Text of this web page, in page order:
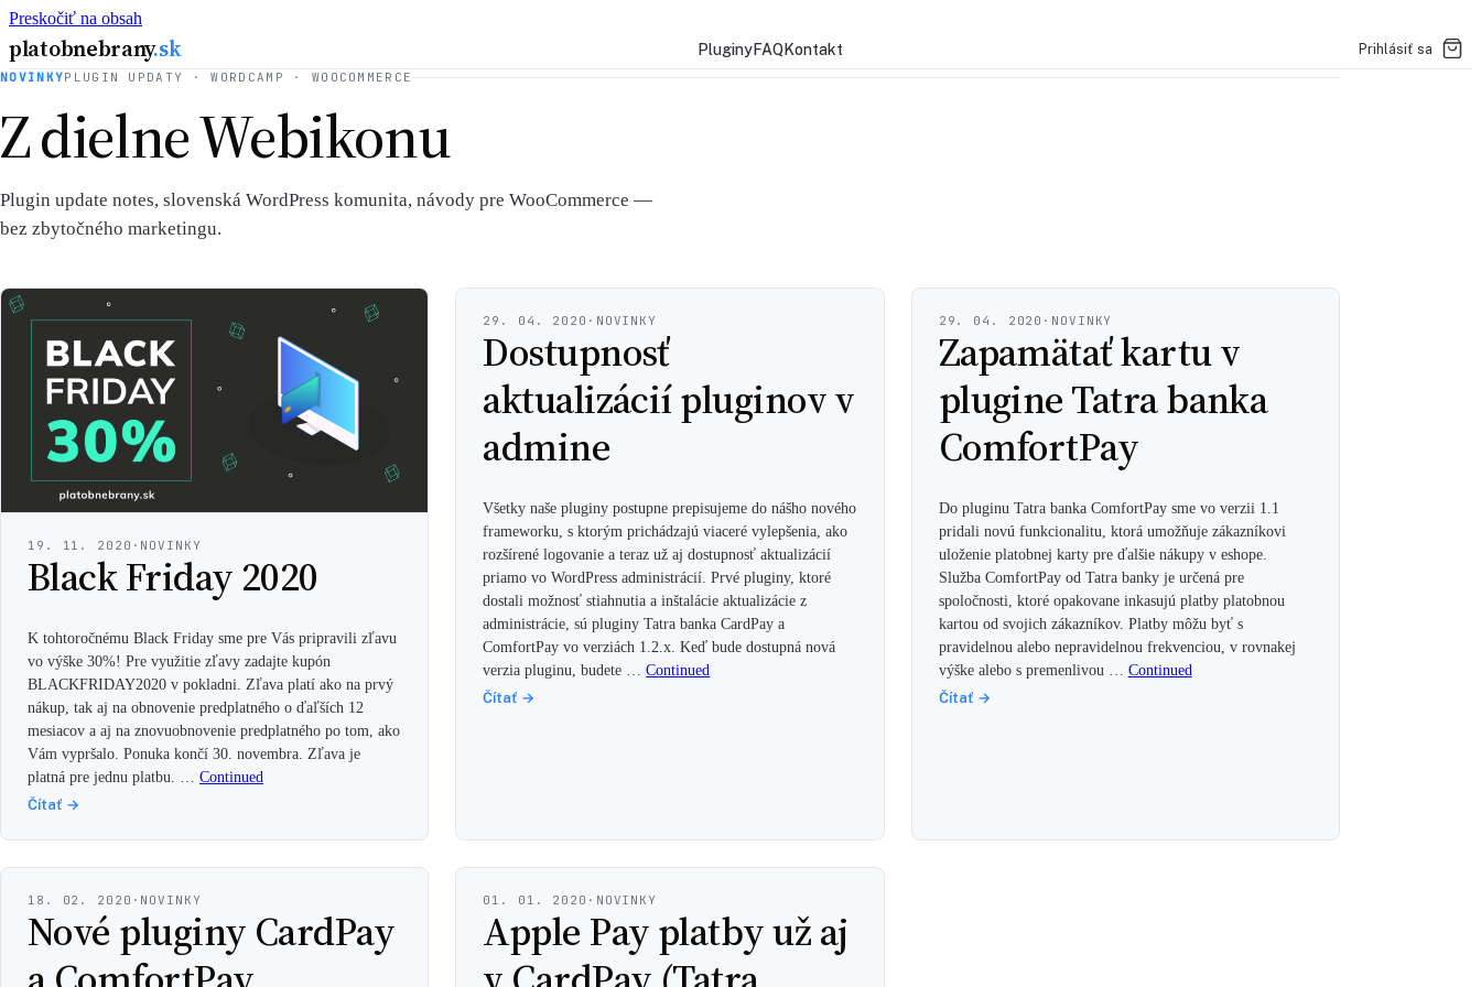
Preskočiť na obsah
platobnebrany.sk PluginyFAQKontakt Prihlásiť sa
NOVINKYPLUGIN UPDATY · WORDCAMP · WOOCOMMERCE
Z dielne Webikonu
Plugin update notes, slovenská WordPress komunita, návody pre WooCommerce —
bez zbytočného marketingu.
19. 11. 2020 · NOVINKY
Black Friday 2020
K tohtoročnému Black Friday sme pre Vás pripravili zľavu
vo výške 30%! Pre využitie zľavy zadajte kupón
BLACKFRIDAY2020 v pokladni. Zľava platí ako na prvý
nákup, tak aj na obnovenie predplatného o ďaľších 12
mesiacov a aj na znovuobnovenie predplatného po tom, ako
Vám vypršalo. Ponuka končí 30. novembra. Zľava je
platná pre jednu platbu. … Continued
Čítať →
29. 04. 2020 · NOVINKY
Dostupnosť
aktualizácií pluginov v
admine
Všetky naše pluginy postupne prepisujeme do nášho nového
frameworku, s ktorým prichádzajú viaceré vylepšenia, ako
rozšírené logovanie a teraz už aj dostupnosť aktualizácií
priamo vo WordPress administrácií. Prvé pluginy, ktoré
dostali možnosť stiahnutia a inštalácie aktualizácie z
administrácie, sú pluginy Tatra banka CardPay a
ComfortPay vo verziách 1.2.x. Keď bude dostupná nová
verzia pluginu, budete …Continued
Čítať →
29. 04. 2020 · NOVINKY
Zapamätať kartu v
plugine Tatra banka
ComfortPay
Do pluginu Tatra banka ComfortPay sme vo verzii 1.1
pridali novú funkcionalitu, ktorá umožňuje zákazníkovi
uloženie platobnej karty pre ďalšie nákupy v eshope.
Služba ComfortPay od Tatra banky je určená pre
spoločnosti, ktoré opakovane inkasujú platby platobnou
kartou od svojich zákazníkov. Platby môžu byť s
pravidelnou alebo nepravidelnou frekvenciou, v rovnakej
výške alebo s premenlivou … Continued
Čítať →
18. 02. 2020 · NOVINKY
Nové pluginy CardPay
01. 01. 2020 · NOVINKY
Apple Pay platby už aj